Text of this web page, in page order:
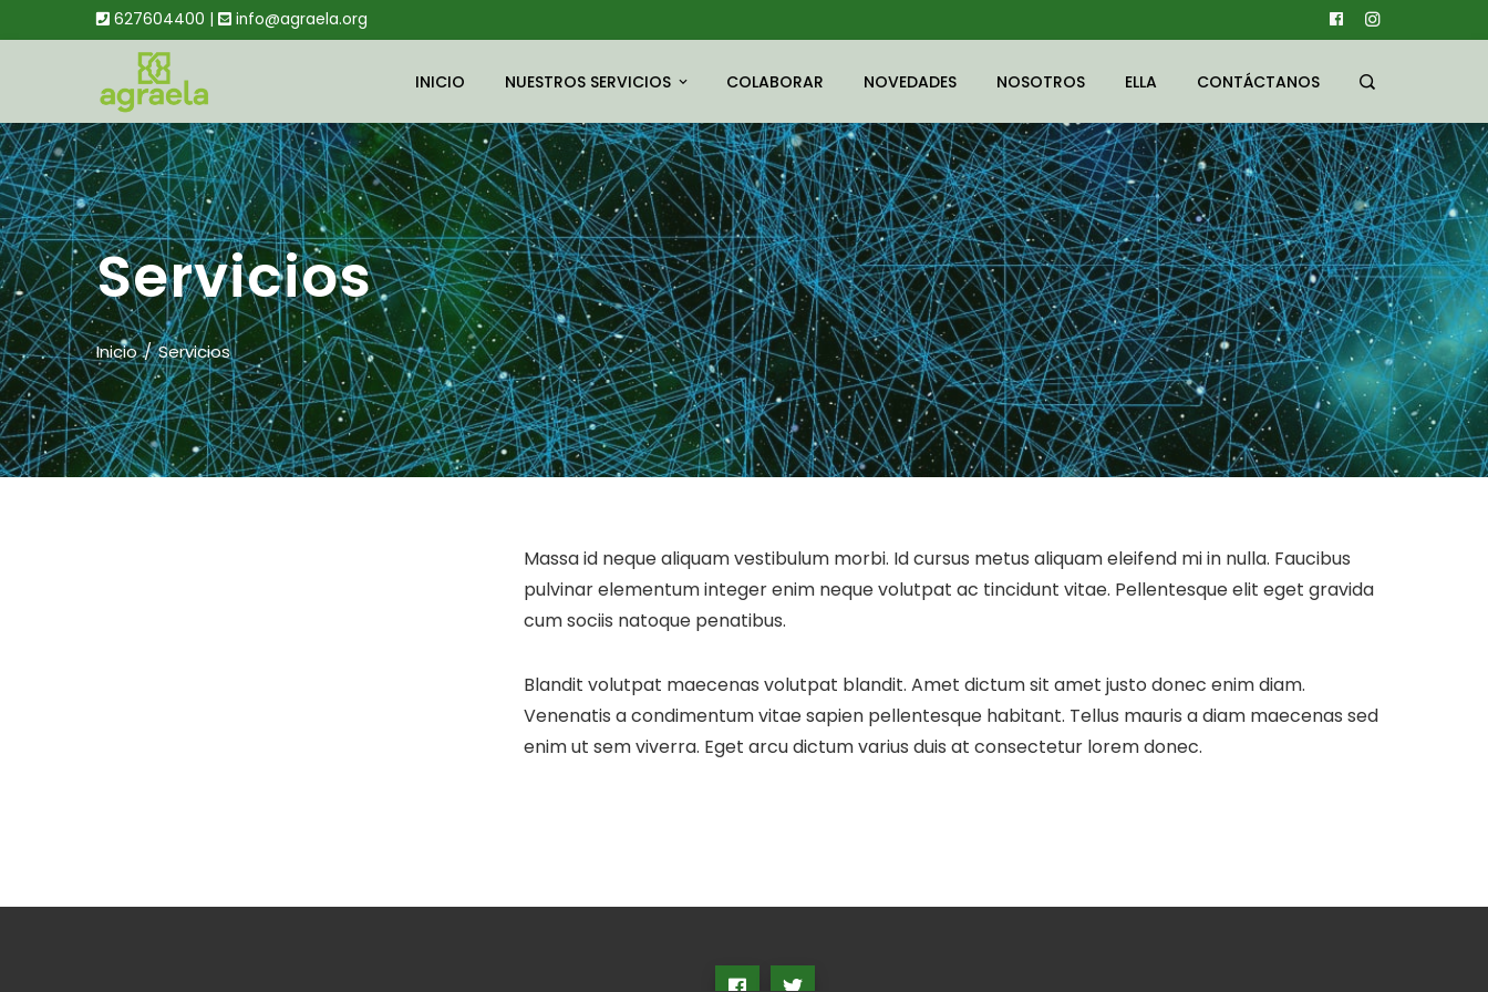
627604400 | info@agraela.org
INICIO NUESTROS SERVICIOS COLABORAR NOVEDADES NOSOTROS ELLA CONTÁCTANOS
Servicios
Inicio Servicios
Massa id neque aliquam vestibulum morbi. Id cursus metus aliquam eleifend mi in nulla. Faucibus
pulvinar elementum integer enim neque volutpat ac tincidunt vitae. Pellentesque elit eget gravida
cum sociis natoque penatibus.
Blandit volutpat maecenas volutpat blandit. Amet dictum sit amet justo donec enim diam.
Venenatis a condimentum vitae sapien pellentesque habitant. Tellus mauris a diam maecenas sed
enim ut sem viverra. Eget arcu dictum varius duis at consectetur lorem donec.